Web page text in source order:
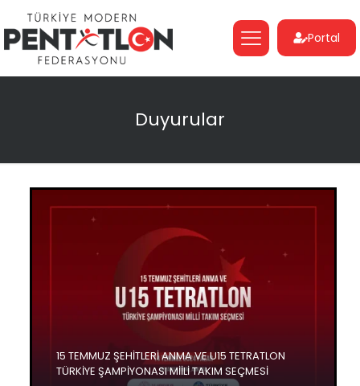
Portal
Duyurular
15 TEMMUZ ŞEHİTLERİ ANMA VE U15 TETRATLON
TÜRKİYE ŞAMPİYONASI MİİLİ TAKIM SEÇMESİ